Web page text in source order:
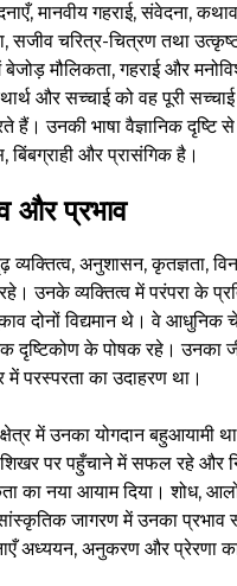
मानवीय गहराई, संवेदना,
सजीव चरित्र-चित्रण तथा
बेजोड़ मौलिकता, गहराई और
और सच्चाई को वह पूरी
हैं। उनकी भाषा वैज्ञानिक दृष्टि
और प्रासंगिक है।
और प्रभाव
व्यक्तित्व, अनुशासन, कृतज्ञता,
उनके व्यक्तित्व में परंपरा के
दोनों विद्यमान थे। वे आधुनिक
दृष्टिकोण के पोषक रहे। उनका
में परस्परता का उदाहरण था।
में उनका योगदान बहुआयामी
पर पहुँचाने में सफल रहे और
का नया आयाम दिया। शोध,
जागरण में उनका प्रभाव
अध्ययन, अनुकरण और प्रेरणा